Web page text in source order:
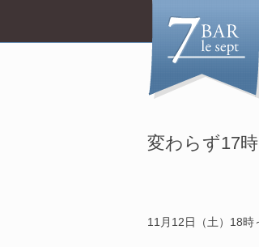
変わらず17
23
11月12日（土）18時